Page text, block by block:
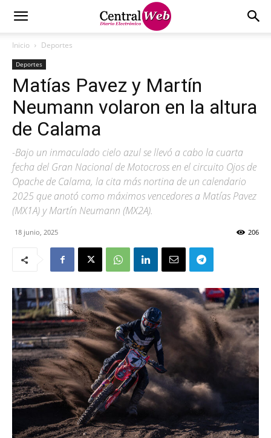
Inicio Deportes
Deportes
Matías Pavez y Martín
Neumann volaron en la altura
de Calama
-Bajo un inmaculado cielo azul se llevó a cabo la cuarta
fecha del Gran Nacional de Motocross en el circuito Ojos de
Opache de Calama, la cita más nortina de un calendario
2025 que anotó como máximos vencedores a Matías Pavez
(MX1A) y Martín Neumann (MX2A).
18 junio, 2025 206